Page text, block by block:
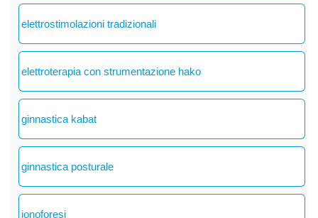
elettrostimolazioni tradizionali
elettroterapia con strumentazione hako
ginnastica kabat
ginnastica posturale
ionoforesi